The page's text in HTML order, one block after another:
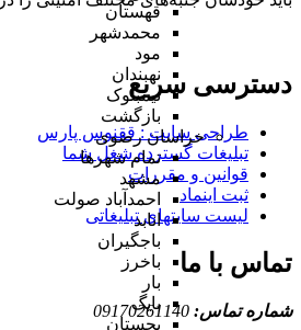
قهستان
محمدشهر
مود
نهبندان
نیمبلوک
بازگشت
خراسان رضوی
تمام شهر‌ها
مشهد
احمدآباد صولت
انابد
باجگیران
باخرز
بار
بایگ
بجستان
دسترسی سریع
طراحی سایت :‌ ققنوس پارس
تبلیغات گسترده شغل شما
قوانین و مقررات
ثبت اینماد
لیست سایتهای تبلیغاتی
تماس با ما
شماره تماس: 09170261140